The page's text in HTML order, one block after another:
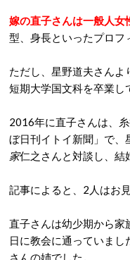
嫁の直子さんは一般人女
型、身長といったプロフ
ただし、星野道夫さんよ
短期大学国文科を卒業し
2016年に直子さんは、
ぼ日刊イトイ新聞」で、
家仁之さんと対談し、結
記事によると、2人はお
直子さんは幼少期から家
日に教会に通っていま
さんの姉でした。